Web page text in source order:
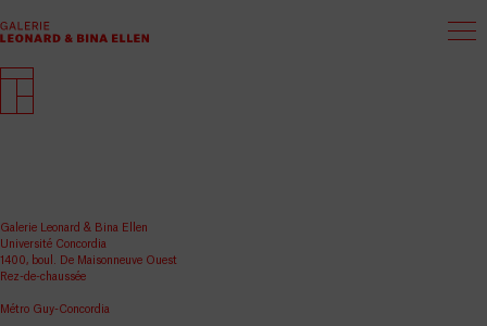
Galerie Leonard & Bina Ellen
Université Concordia
1400, boul. De Maisonneuve Ouest
Rez-de-chaussée
Métro Guy-Concordia